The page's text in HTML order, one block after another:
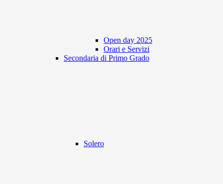
Open day 2025
Orari e Servizi
Secondaria di Primo Grado
Solero